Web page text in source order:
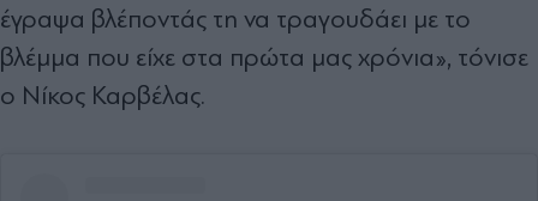
έγραψα βλέποντάς τη να τραγουδάει με το
βλέμμα που είχε στα πρώτα μας χρόνια», τόνισε
ο Νίκος Καρβέλας.